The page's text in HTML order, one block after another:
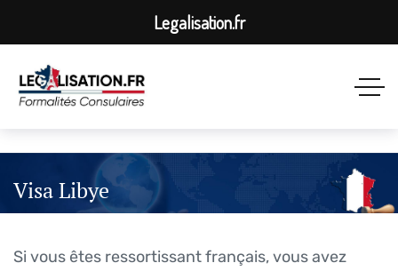
Visa Libye
Si vous êtes ressortissant français, vous avez
Legalisation.fr